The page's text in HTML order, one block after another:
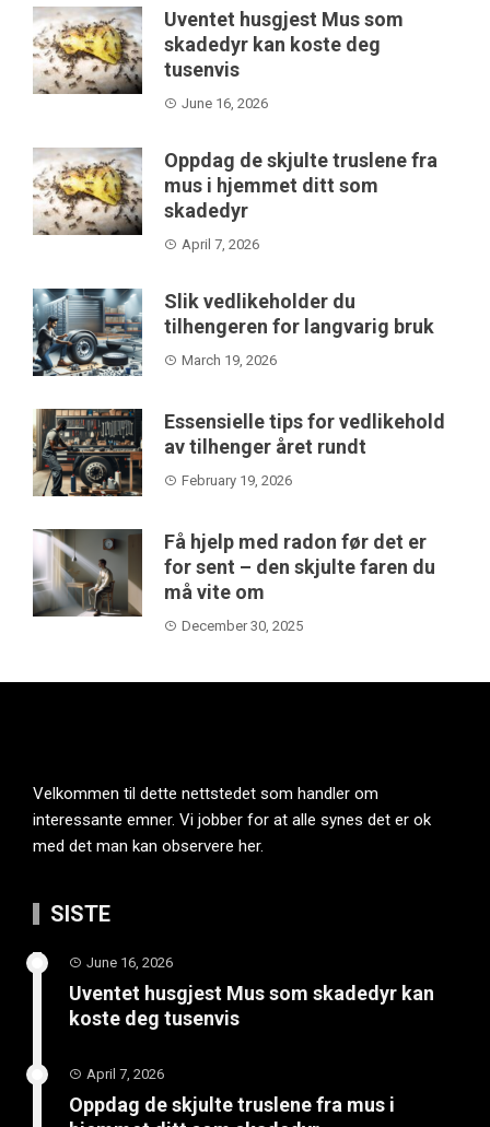
Uventet husgjest Mus som
skadedyr kan koste deg
tusenvis
June 16, 2026
Oppdag de skjulte truslene fra
mus i hjemmet ditt som
skadedyr
April 7, 2026
Slik vedlikeholder du
tilhengeren for langvarig bruk
March 19, 2026
Essensielle tips for vedlikehold
av tilhenger året rundt
February 19, 2026
Få hjelp med radon før det er
for sent – den skjulte faren du
må vite om
December 30, 2025
Velkommen til dette nettstedet som handler om
interessante emner. Vi jobber for at alle synes det er ok
med det man kan observere her.
SISTE
June 16, 2026
Uventet husgjest Mus som skadedyr kan
koste deg tusenvis
April 7, 2026
Oppdag de skjulte truslene fra mus i